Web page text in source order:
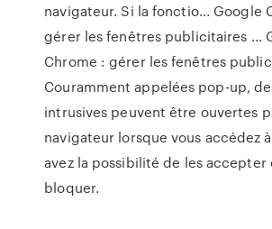
navigateur. Si la fonctio... Google
gérer les fenêtres publicitaires ...
Chrome : gérer les fenêtres
Couramment appelées pop-up,
intrusives peuvent être ouvertes
navigateur lorsque vous accédez
avez la possibilité de les accepter
bloquer.